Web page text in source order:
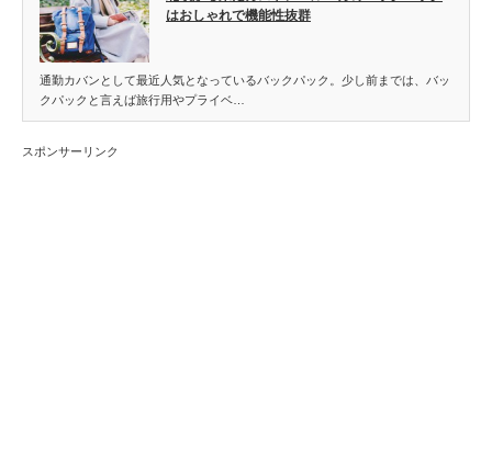
はおしゃれで機能性抜群
通勤カバンとして最近人気となっているバックパック。少し前までは、バッ
クパックと言えば旅行用やプライベ…
スポンサーリンク